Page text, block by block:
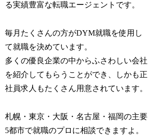
る実績豊富な転職エージェントです。
毎月たくさんの方がDYM就職を使用し
て就職を決めています。
多くの優良企業の中からふさわしい会社
を紹介してもらうことができ、しかも正
社員求人もたくさん用意されています。
札幌・東京・大阪・名古屋・福岡の主要
5都市で就職のプロに相談できますよ。